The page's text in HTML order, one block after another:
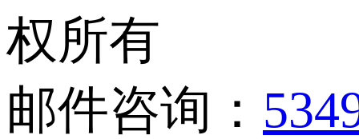
权所有
邮件咨询：